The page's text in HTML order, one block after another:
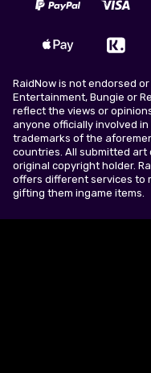
RaidNow is not endorsed
Entertainment, Bungie or
reflect the views or
anyone officially involved
trademarks of the
countries. All submitted
original copyright holder.
offers different services to
gifting them ingame items.